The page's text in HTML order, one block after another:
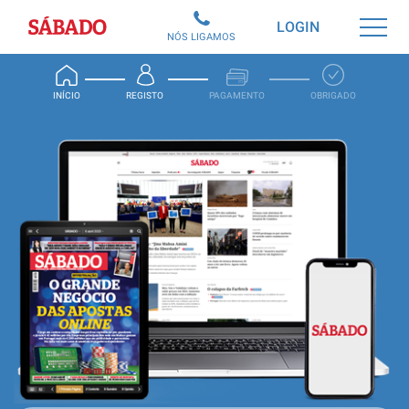
Sábado
INÍCIO REGISTO PAGAMENTO OBRIGADO
LOGIN
NÓS LIGAMOS